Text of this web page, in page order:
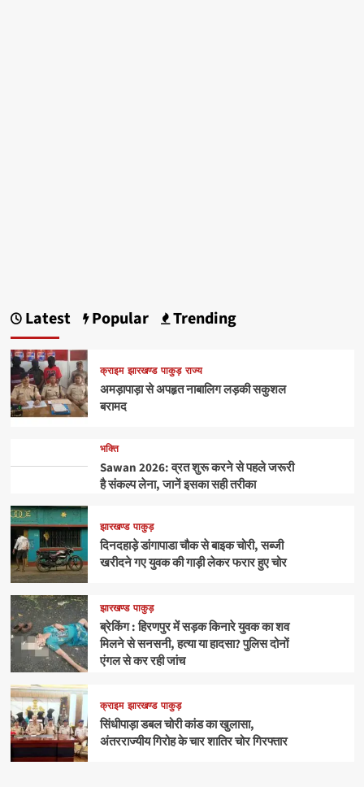
Latest Popular Trending
क्राइम झारखण्ड पाकुड़ राज्य
अमड़ापाड़ा से अपहृत नाबालिग लड़की सकुशल
बरामद
भक्ति
Sawan 2026: व्रत शुरू करने से पहले जरूरी
है संकल्प लेना, जानें इसका सही तरीका
झारखण्ड पाकुड़
दिनदहाड़े डांगापाडा चौक से बाइक चोरी, सब्जी
खरीदने गए युवक की गाड़ी लेकर फरार हुए चोर
झारखण्ड पाकुड़
ब्रेकिंग : हिरणपुर में सड़क किनारे युवक का शव
मिलने से सनसनी, हत्या या हादसा? पुलिस दोनों
एंगल से कर रही जांच
क्राइम झारखण्ड पाकुड़
सिंधीपाड़ा डबल चोरी कांड का खुलासा,
अंतरराज्यीय गिरोह के चार शातिर चोर गिरफ्तार